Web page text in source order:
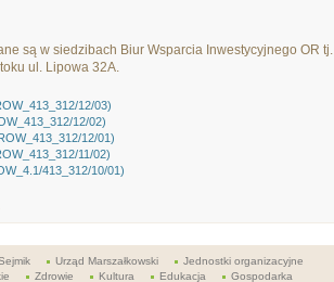
są w siedzibach Biur Wsparcia Inwestycyjnego OR tj.
ul. Lipowa 32A.
12/03)
12/02)
12/01)
11/02)
413_312/10/01)
Urząd Marszałkowski
Jednostki organizacyjne
Zdrowie Kultura Edukacja Gospodarka